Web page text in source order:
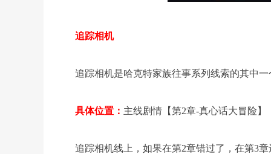
追踪相机
追踪相机是哈克特家族往事系列线索的其中一
具体位置： 主线剧情【第2章-真心话大冒险
追踪相机线上，如果在第2章错过了，在第3